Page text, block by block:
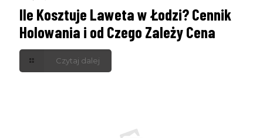
Ile Kosztuje Laweta w Łodzi? Cennik
Holowania i od Czego Zależy Cena
Czytaj dalej